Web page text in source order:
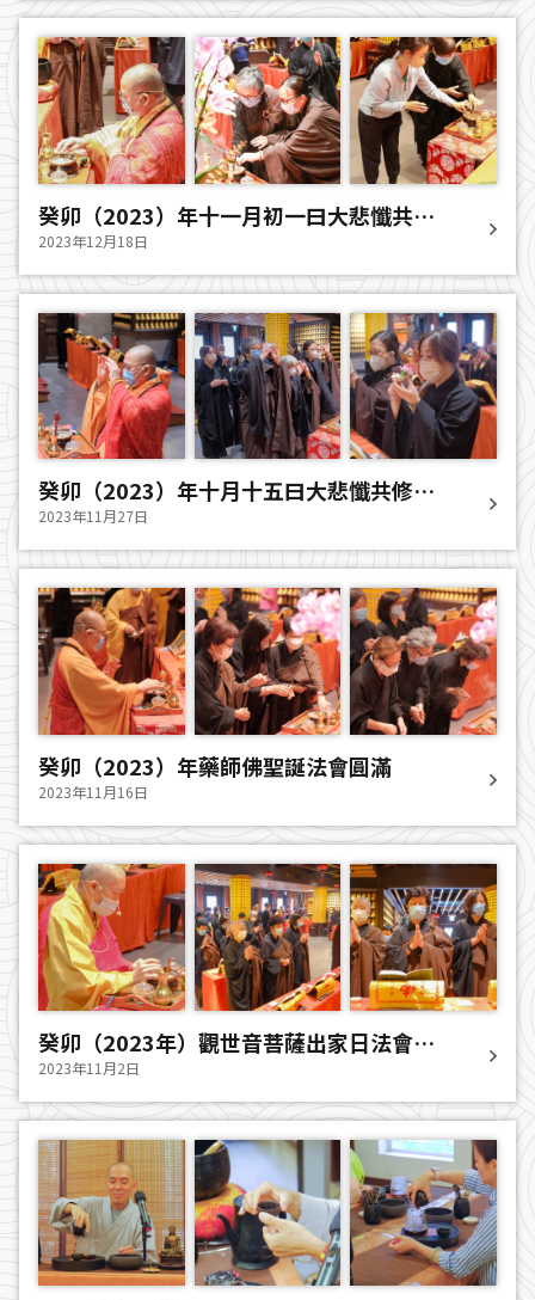
癸卯（2023）年十一月初一曰大悲懺共修
法會圓滿
2023年12月18日
癸卯（2023）年十月十五曰大悲懺共修法
會圓滿
2023年11月27日
癸卯（2023）年藥師佛聖誕法會圓滿
2023年11月16日
癸卯（2023年）觀世音菩薩出家日法會圓
滿
2023年11月2日